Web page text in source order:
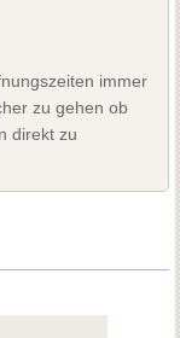
immer
zu gehen ob
direkt zu